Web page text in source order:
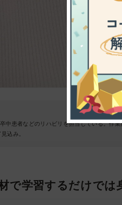
中患者などのリハビリを担当している。作
込み。
で学習するだけでは